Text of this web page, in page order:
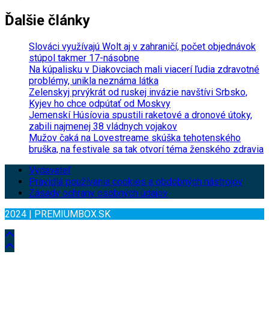
Ďalšie články
Slováci využívajú Wolt aj v zahraničí, počet objednávok
stúpol takmer 17-násobne
Na kúpalisku v Diakovciach mali viacerí ľudia zdravotné
problémy, unikla neznáma látka
Zelenskyj prvýkrát od ruskej invázie navštívi Srbsko,
Kyjev ho chce odpútať od Moskvy
Jemenskí Húsíovia spustili raketové a dronové útoky,
zabili najmenej 38 vládnych vojakov
Mužov čaká na Lovestreame skúška tehotenského
bruška, na festivale sa tak otvorí téma ženského zdravia
Vydavateľ
Pravidlá používania cookies a obdobných nástrojov
Zásady ochrany osobných údajov
2024 | PREMIUMBOX.SK